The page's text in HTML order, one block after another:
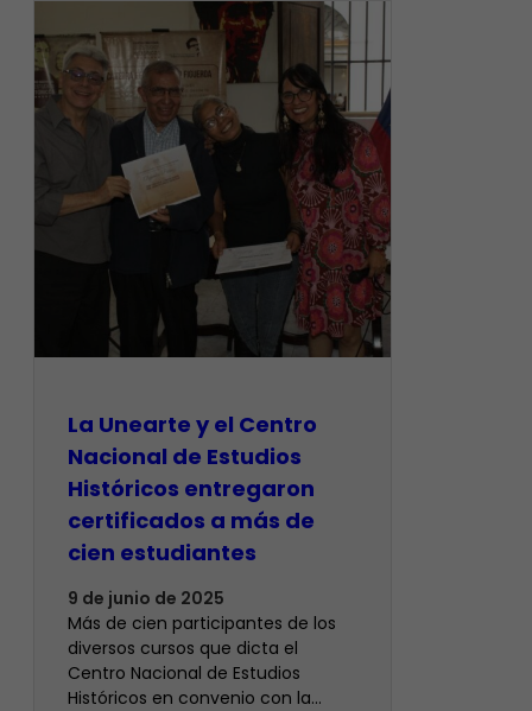
La Unearte y el Centro
Nacional de Estudios
Históricos entregaron
certificados a más de
cien estudiantes
9 de junio de 2025
Más de cien participantes de los
diversos cursos que dicta el
Centro Nacional de Estudios
Históricos en convenio con la…